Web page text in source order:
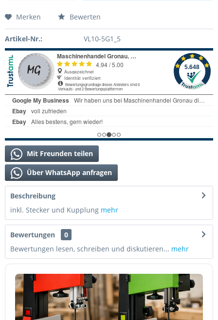
Merken Bewerten
Artikel-Nr.: VL10-5G1_5
Mit Freunden teilen
Über WhatsApp anfragen
Beschreibung
inkl. Stecker und Kupplung mehr
Bewertungen
0
Bewertungen lesen, schreiben und diskutieren... mehr